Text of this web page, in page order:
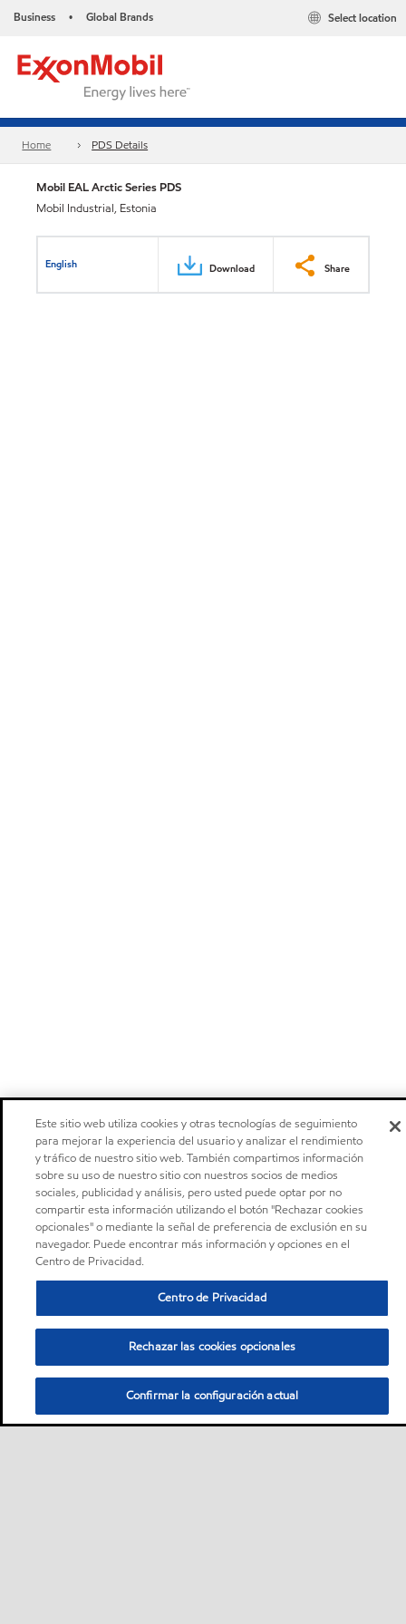
Business • Global Brands Select location
Home PDS Details
Mobil EAL Arctic Series PDS
Mobil Industrial, Estonia
English Download Share
Este sitio web utiliza cookies y otras tecnologías de seguimiento
para mejorar la experiencia del usuario y analizar el rendimiento
y tráfico de nuestro sitio web. También compartimos información
sobre su uso de nuestro sitio con nuestros socios de medios
sociales, publicidad y análisis, pero usted puede optar por no
compartir esta información utilizando el botón "Rechazar cookies
opcionales" o mediante la señal de preferencia de exclusión en su
navegador. Puede encontrar más información y opciones en el
Centro de Privacidad.
Centro de Privacidad
Rechazar las cookies opcionales
Confirmar la configuración actual